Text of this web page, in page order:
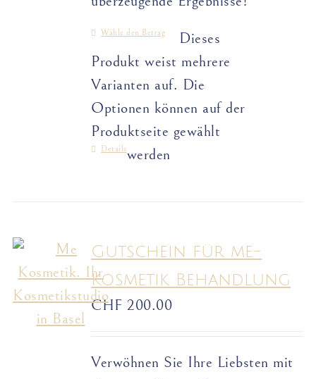
Wähle den Betrag
Dieses
Produkt weist mehrere
Varianten auf. Die
Optionen können auf der
Produktseite gewählt
werden
Details
Gutschein für me-
Kosmetik Behandlung
CHF 200.00
Verwöhnen Sie Ihre Liebsten mit